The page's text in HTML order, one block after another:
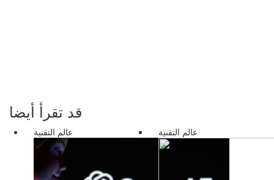
قد تقرأ أيضا
عالم التقنية عالم التقنية